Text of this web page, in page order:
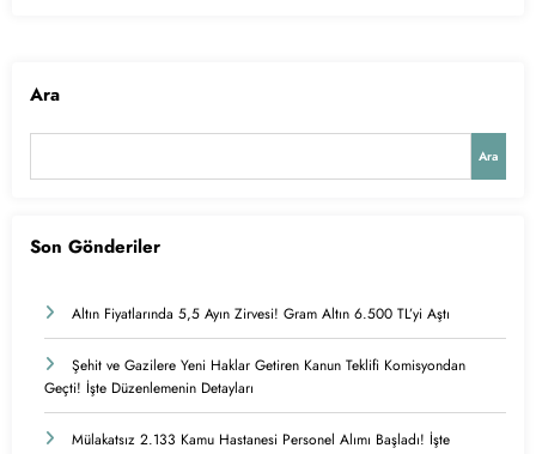
Ara
Ara
Son Gönderiler
Altın Fiyatlarında 5,5 Ayın Zirvesi! Gram Altın 6.500 TL’yi Aştı
Şehit ve Gazilere Yeni Haklar Getiren Kanun Teklifi Komisyondan
Geçti! İşte Düzenlemenin Detayları
Mülakatsız 2.133 Kamu Hastanesi Personel Alımı Başladı! İşte